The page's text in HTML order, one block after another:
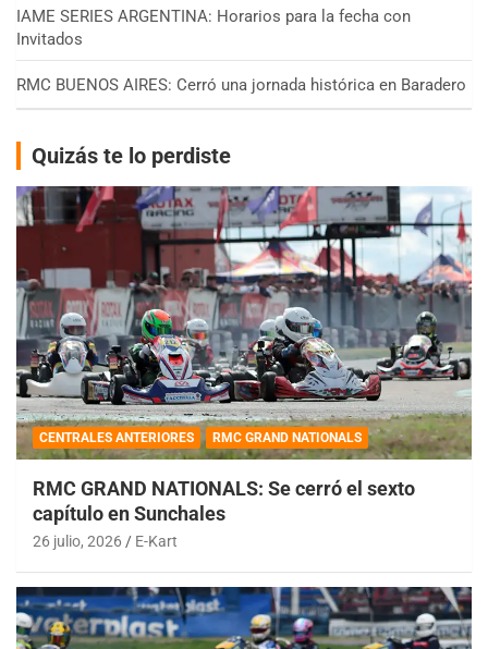
IAME SERIES ARGENTINA: Horarios para la fecha con
Invitados
RMC BUENOS AIRES: Cerró una jornada histórica en Baradero
Quizás te lo perdiste
CENTRALES ANTERIORES RMC GRAND NATIONALS
RMC GRAND NATIONALS: Se cerró el sexto
capítulo en Sunchales
26 julio, 2026 E-Kart